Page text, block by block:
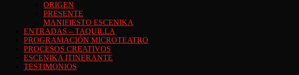
ORIGEN
PRESENTE
MANIFIESTO ESCENIKA
ENTRADAS – TAQUILLA
PROGRAMACIÓN MICROTEATRO
PROCESOS CREATIVOS
ESCENIKA ITINERANTE
TESTIMONIOS